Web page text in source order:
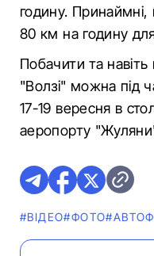
годину. Принаймні,
80 км на годину
Побачити та
"Волзі" можна під
17-19 вересня в
аеропорту
#ВІДЕО#ФОТО